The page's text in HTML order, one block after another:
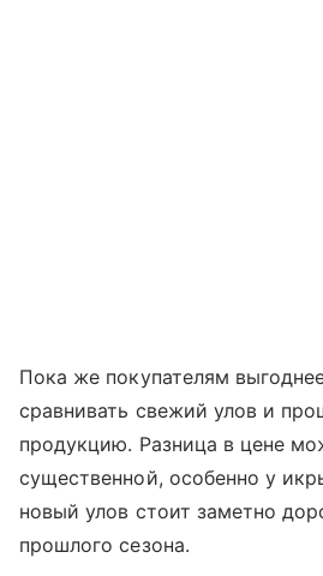
Пока же покупателям
сравнивать свежий улов и
продукцию. Разница в цене
существенной, особенно у
новый улов стоит заметно
прошлого сезона.